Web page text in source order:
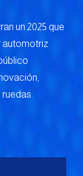
un 2025 que
automotriz